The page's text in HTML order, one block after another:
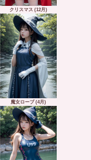
クリスマス (12月)
魔女ローブ (4月)